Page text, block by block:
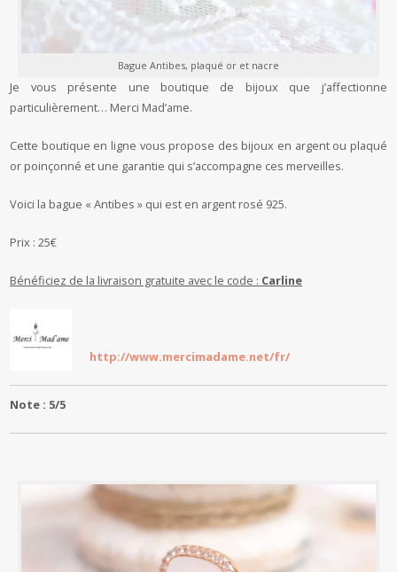
Bague Antibes, plaqué or et nacre
Je vous présente une boutique de bijoux que j’affectionne
particulièrement… Merci Mad’ame.
Cette boutique en ligne vous propose des bijoux en argent ou plaqué
or poinçonné et une garantie qui s’accompagne ces merveilles.
Voici la bague « Antibes » qui est en argent rosé 925.
Prix : 25€
Bénéficiez de la livraison gratuite avec le code : Carline
http://www.mercimadame.net/fr/
Note : 5/5